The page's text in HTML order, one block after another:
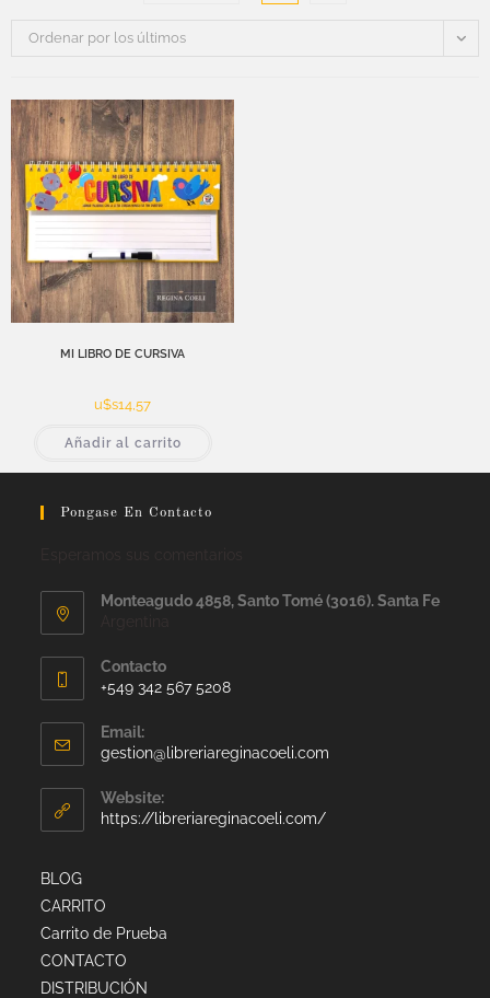
Ordenar por los últimos
MI LIBRO DE CURSIVA
u$s14,57
Añadir al carrito
Pongase En Contacto
Monteagudo 4858, Santo Tomé (3016). Santa Fe
Contacto
+549 342 567 5208
Email:
gestion@libreriareginacoeli.com
Website:
https://libreriareginacoeli.com/
BLOG
CARRITO
Carrito de Prueba
CONTACTO
DISTRIBUCIÓN